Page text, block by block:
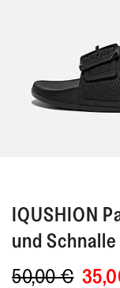
IQUSHION
und Schnalle
50,00 €